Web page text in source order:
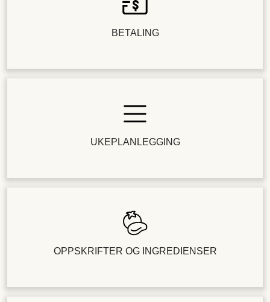
BETALING
UKEPLANLEGGING
OPPSKRIFTER OG INGREDIENSER